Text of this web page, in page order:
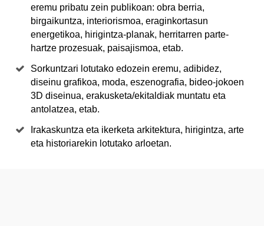
eremu pribatu zein publikoan: obra berria,
birgaikuntza, interiorismoa, eraginkortasun
energetikoa, hirigintza-planak, herritarren parte-
hartze prozesuak, paisajismoa, etab.
Sorkuntzari lotutako edozein eremu, adibidez,
diseinu grafikoa, moda, eszenografia, bideo-jokoen
3D diseinua, erakusketa/ekitaldiak muntatu eta
antolatzea, etab.
Irakaskuntza eta ikerketa arkitektura, hirigintza, arte
eta historiarekin lotutako arloetan.